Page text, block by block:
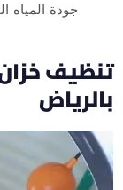
جودة المياه
تنظيف
بالرياض